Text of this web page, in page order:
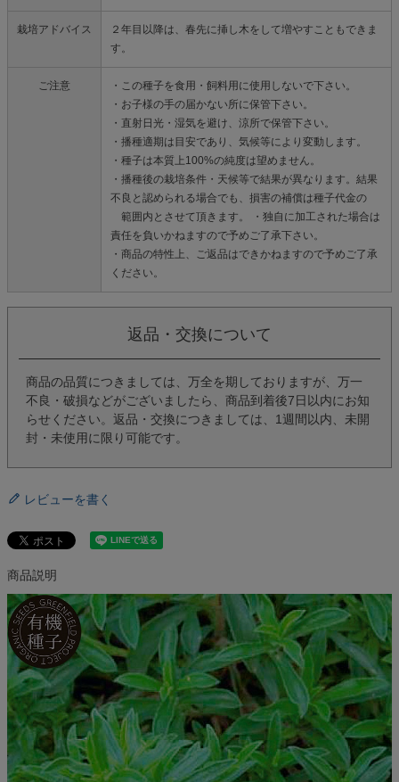
栽培アドバイス
２年目以降は、春先に挿し木をして増やすこともできま
す。
ご注意
・この種子を食用・飼料用に使用しないで下さい。
・お子様の手の届かない所に保管下さい。
・直射日光・湿気を避け、涼所で保管下さい。
・播種適期は目安であり、気候等により変動します。
・種子は本質上100%の純度は望めません。
・播種後の栽培条件・天候等で結果が異なります。結果
不良と認められる場合でも、損害の補償は種子代金の
範囲内とさせて頂きます。 ・独自に加工された場合は
責任を負いかねますので予めご了承下さい。
・商品の特性上、ご返品はできかねますので予めご了承
ください。
返品・交換について
商品の品質につきましては、万全を期しておりますが、万一
不良・破損などがございましたら、商品到着後7日以内にお知
らせください。返品・交換につきましては、1週間以内、未開
封・未使用に限り可能です。
レビューを書く
商品説明